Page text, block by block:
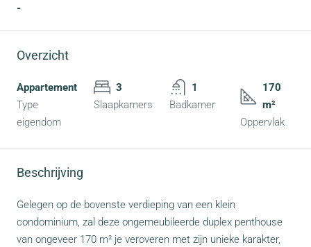
-
Overzicht
Appartement
Type
eigendom
3
Slaapkamers
1
Badkamer
170
m²
Oppervlak
Beschrijving
Gelegen op de bovenste verdieping van een klein
condominium, zal deze ongemeubileerde duplex penthouse
van ongeveer 170 m² je veroveren met zijn unieke karakter,